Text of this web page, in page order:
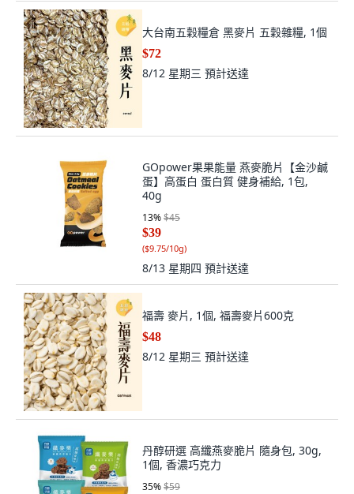
大台南五穀糧倉 黑麥片 五穀雜糧, 1個
$72
8/12 星期三 預計送達
GOpower果果能量 燕麥脆片【金沙鹹
蛋】高蛋白 蛋白質 健身補給, 1包,
40g
13%$45
$39
($9.75/10g)
8/13 星期四 預計送達
福壽 麥片, 1個, 福壽麥片600克
$48
8/12 星期三 預計送達
丹醇研選 高纖燕麥脆片 隨身包, 30g,
1個, 香濃巧克力
35%$59